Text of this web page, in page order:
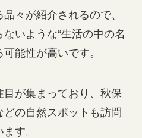
々が紹介されるので、
いような“生活の中の名
可能性が高いです。
目が集まっており、秋保
の自然スポットも訪問
す。